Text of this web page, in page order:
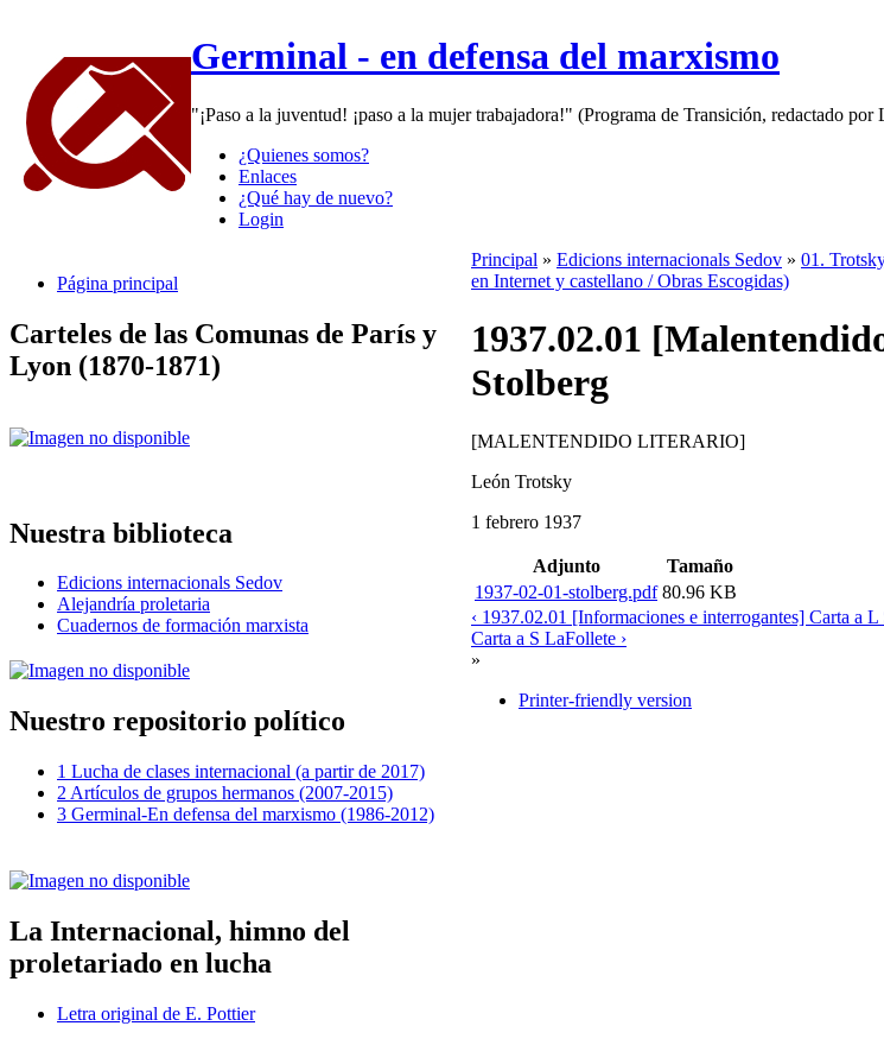
Germinal - en defensa del marxismo
"¡Paso a la juventud! ¡paso a la mujer trabajadora!" (Programa de Transición, redactado por
¿Quienes somos?
Enlaces
¿Qué hay de nuevo?
Login
Página principal
Carteles de las Comunas de París y
Lyon (1870-1871)
Nuestra biblioteca
Edicions internacionals Sedov
Alejandría proletaria
Cuadernos de formación marxista
Nuestro repositorio político
1 Lucha de clases internacional (a partir de 2017)
2 Artículos de grupos hermanos (2007-2015)
3 Germinal-En defensa del marxismo (1986-2012)
La Internacional, himno del
proletariado en lucha
Letra original de E. Pottier
Principal » Edicions internacionals Sedov » 01.
en Internet y castellano / Obras Escogidas)
1937.02.01
Stolberg
[MALENTENDIDO LITERARIO]
León Trotsky
1 febrero 1937
Adjunto
Tamaño
1937-02-01-stolberg.pdf 80.96 KB
‹ 1937.02.01 [Informaciones e interrogantes] Carta a L
Carta a S LaFollete ›
»
Printer-friendly version